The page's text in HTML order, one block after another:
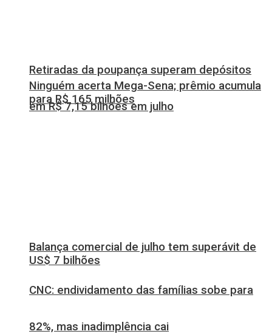
Retiradas da poupança superam depósitos
em R$ 7,15 bilhões em julho
CNC: endividamento das famílias sobe para
82%, mas inadimplência cai
Ninguém acerta Mega-Sena; prêmio acumula
para R$ 165 milhões
Balança comercial de julho tem superávit de
US$ 7 bilhões